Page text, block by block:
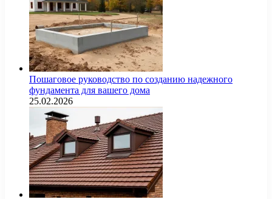
Пошаговое руководство по созданию надежного
фундамента для вашего дома
25.02.2026